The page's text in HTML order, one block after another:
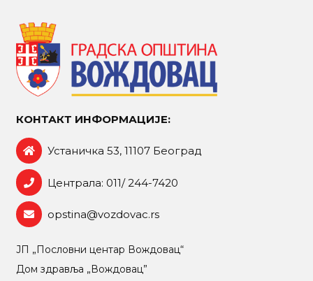
КОНТАКТ ИНФОРМАЦИЈЕ:
Устаничка 53, 11107 Београд
Централа: 011/ 244-7420
opstina@vozdovac.rs
ЈП „Пословни центар Вождовац“
Дом здравља „Вождовац”